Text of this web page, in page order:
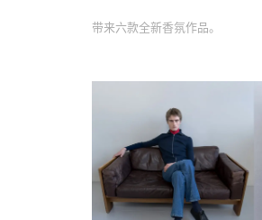
带来六款全新香氛作品。